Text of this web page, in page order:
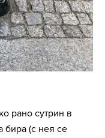
рано сутрин в
бира (с нея се